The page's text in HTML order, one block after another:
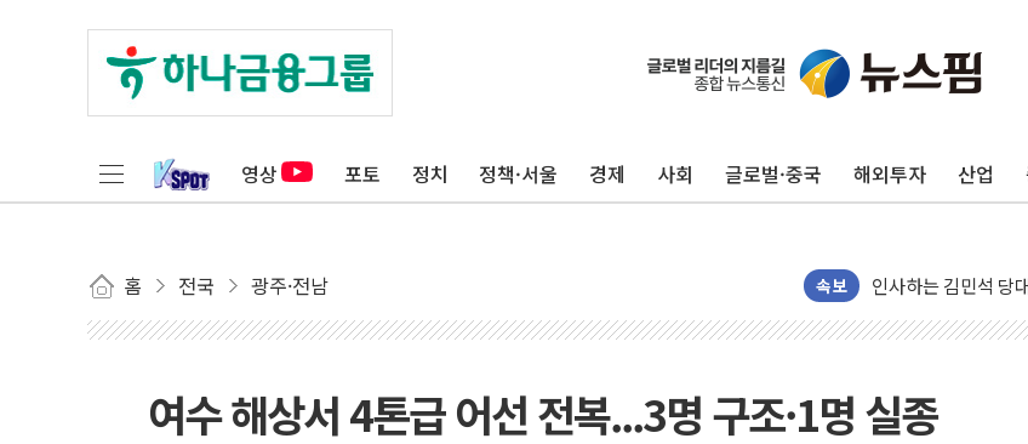
영상 포토 정치 정책·서울 경제 사회 글로벌·중국 해외투자 산업
홈 전국 광주·전남 속보
포항시 재난예산 40
울진·영덕 '호우특
인천 합동연설회 나
김민석, 2주차 제주
[속보] 민주, 제주·
[속보] 민주, 인천 경
이번주 국내 주요 금
美, 이란전 출구전략
여수 해상서 4톤급 어선 전복...3명 구조·1명 실종